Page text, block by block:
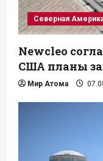
Северная
Newcleo
США планы
Мир Атома